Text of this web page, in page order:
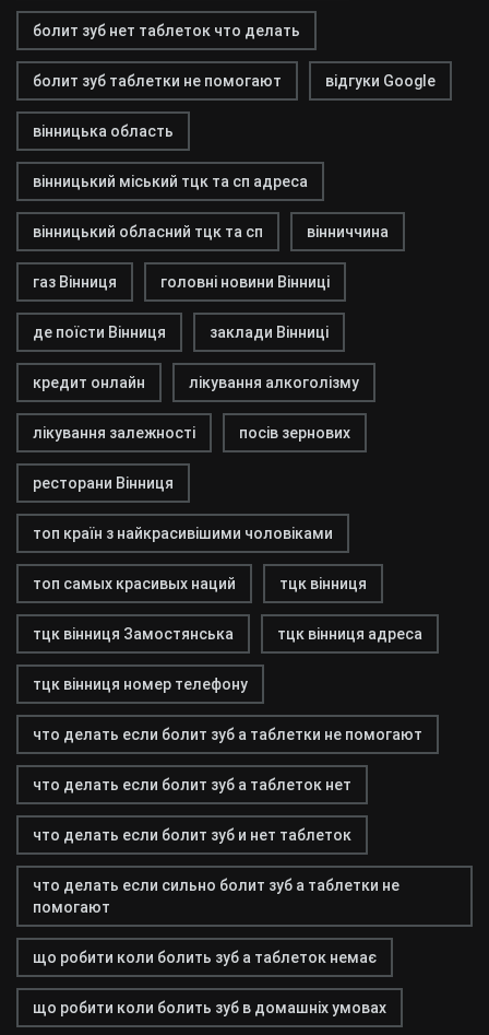
болит зуб нет таблеток что делать
болит зуб таблетки не помогают відгуки Google
вінницька область
вінницький міський тцк та сп адреса
вінницький обласний тцк та сп вінниччина
газ Вінниця головні новини Вінниці
де поїсти Вінниця заклади Вінниці
кредит онлайн лікування алкоголізму
лікування залежності посів зернових
ресторани Вінниця
топ країн з найкрасивішими чоловіками
топ самых красивых наций тцк вінниця
тцк вінниця Замостянська тцк вінниця адреса
тцк вінниця номер телефону
что делать если болит зуб а таблетки не помогают
что делать если болит зуб а таблеток нет
что делать если болит зуб и нет таблеток
что делать если сильно болит зуб а таблетки не
помогают
що робити коли болить зуб а таблеток немає
що робити коли болить зуб в домашніх умовах